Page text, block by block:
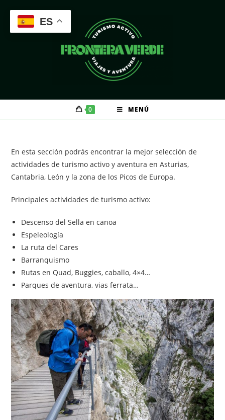
contenido
0 MENÚ
En esta sección podrás encontrar la mejor selección de
actividades de turismo activo y aventura en Asturias,
Cantabria, León y la zona de los Picos de Europa.
Principales actividades de turismo activo:
Descenso del Sella en canoa
Espeleología
La ruta del Cares
Barranquismo
Rutas en Quad, Buggies, caballo, 4×4…
Parques de aventura, vias ferrata…
ES